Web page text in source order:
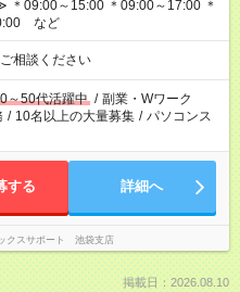
など
相談ください
～50代活躍中 / 副業・Wワーク
/ 10名以上の大量募集 / パソコンス
する 詳細へ
クスサポート 池袋支店
掲載日：2026.08.10